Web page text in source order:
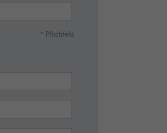
* Pflichfeld